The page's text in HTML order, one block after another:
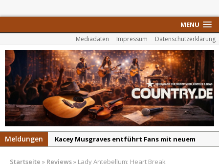
MENU
Mediadaten Impressum Datenschutzerklärung
Meldungen
Kacey Musgraves entführt Fans mit neuem
Startseite » Reviews» Lady Antebellum: Heart Break